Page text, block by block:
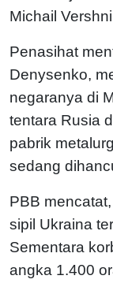
Michail
Penasihat
Denysenko,
negaranya di
tentara Rusia
pabrik
sedang
PBB
sipil Ukraina
Sementara
angka 1.400